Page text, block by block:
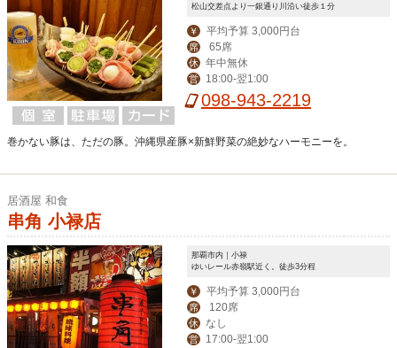
松山交差点より一銀通り川沿い徒歩１分
￥ 平均予算 3,000円台
席 65席
休 年中無休
営 18:00-翌1:00
098-943-2219
巻かない豚は、ただの豚。沖縄県産豚×新鮮野菜の絶妙なハーモニーを。
居酒屋 和食
串角 小禄店
那覇市内｜小禄
ゆいレール赤嶺駅近く。徒歩3分程
￥ 平均予算 3,000円台
席 120席
休 なし
営 17:00-翌1:00